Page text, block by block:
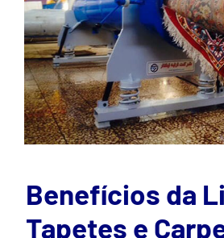
Benefícios da
Tapetes e